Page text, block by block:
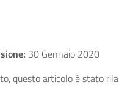
30 Gennaio 2020
questo articolo è stato